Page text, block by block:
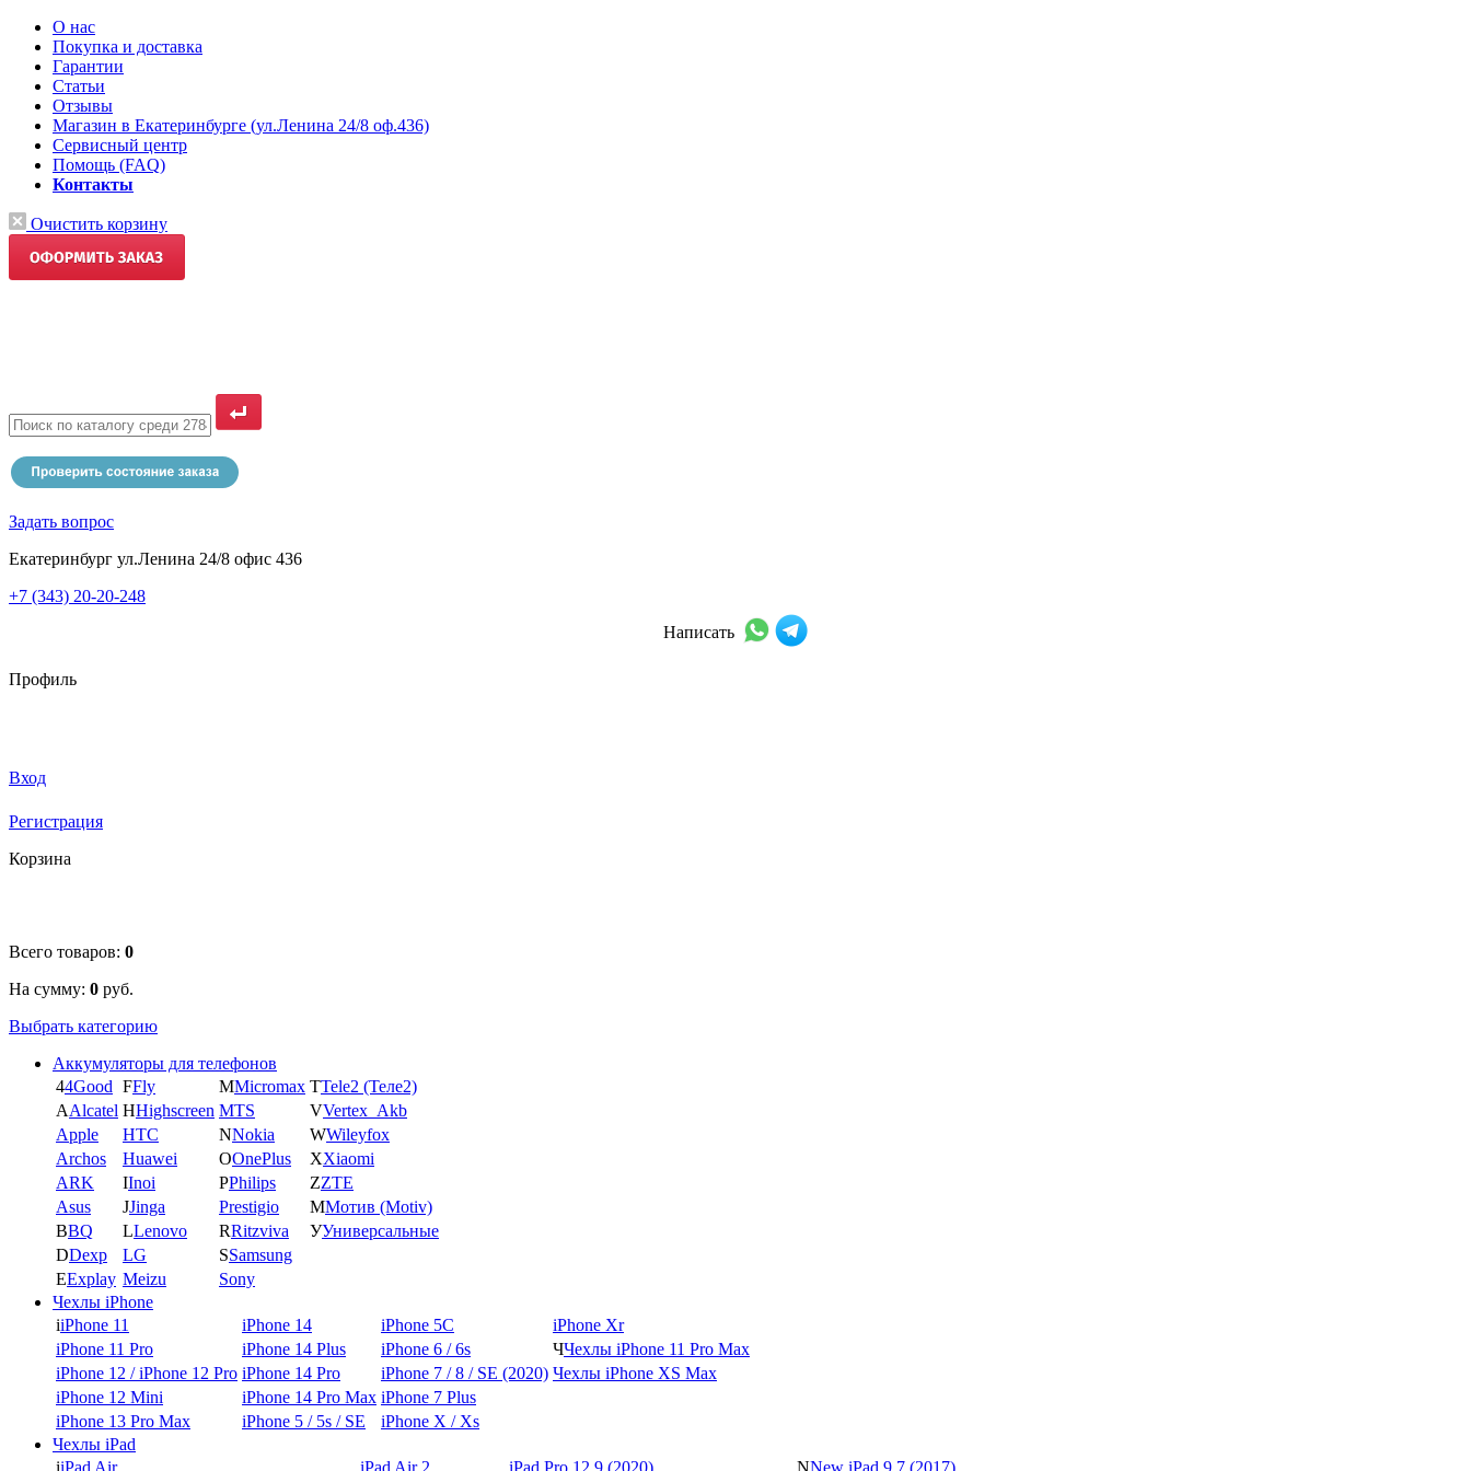
О нас
Покупка и доставка
Гарантии
Статьи
Отзывы
Магазин в Екатеринбурге (ул.Ленина 24/8 оф.436)
Сервисный центр
Помощь (FAQ)
Контакты
Очистить корзину
Задать вопрос
Екатеринбург ул.Ленина 24/8 офис 436
+7 (343) 20-20-248
Написать
Профиль
Вход
Регистрация
Корзина
Всего товаров: 0
На сумму: 0 руб.
Выбрать категорию
Аккумуляторы для телефонов
44Good FFly MMicromax TTele2 (Теле2)
AAlcatel HHighscreen MTS VVertex_Akb
Apple
HTC NNokia WWileyfox
Archos
Huawei OOnePlus XXiaomi
ARK
IInoi PPhilips ZZTE
Asus
JJinga Prestigio ММотив (Motiv)
BBQ LLenovo RRitzviva УУниверсальные
DDexp LG SSamsung
EExplay Meizu
Sony
Чехлы iPhone
iiPhone 11 iPhone 14 iPhone 5C
iPhone Xr
iPhone 11 Pro
iPhone 14 Plus iPhone 6 / 6s ЧЧехлы iPhone 11 Pro Max
iPhone 12 / iPhone 12 Pro iPhone 14 Pro iPhone 7 / 8 / SE (2020) Чехлы iPhone XS Max
iPhone 12 Mini
iPhone 14 Pro Max iPhone 7 Plus
iPhone 13 Pro Max
iPhone 5 / 5s / SE
iPhone X / Xs
Чехлы iPad
iiPad Air iPad Air 2 iPad Pro 12.9 (2020) NNew iPad 9.7 (2017)